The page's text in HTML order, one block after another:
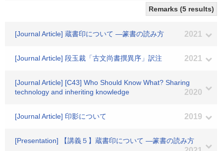
Remarks (5 results)
[Journal Article] 蔵書印について ―篆書の読み方 2021
[Journal Article] 段玉裁「古文尚書撰異序」訳注 2021
[Journal Article] [C43] Who Should Know What? Sharing
technology and inheriting knowledge
2020
[Journal Article] 印影について 2019
[Presentation] 【講義５】蔵書印について ―篆書の読み方